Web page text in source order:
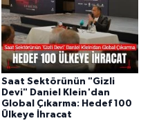
Saat Sektörünün "Gizli
Devi" Daniel Klein'dan
Global Çıkarma: Hedef 100
Ülkeye İhracat